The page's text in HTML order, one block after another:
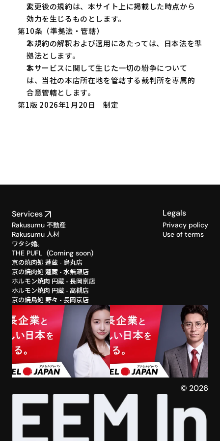
変更後の規約は、本サイト上に掲載した時点から
効力を生じるものとします。
第10条（準拠法・管轄）
本規約の解釈および適用にあたっては、日本法を準
拠法とします。
本サービスに関して生じた一切の紛争について
は、当社の本店所在地を管轄する裁判所を専属的
合意管轄とします。
第1版 2026年1月20日　制定
Services
Rakusumu 不動産
Rakusumu 人材
ワタシ婚。
THE PUFL  (Coming soon)
京の焼肉処 蓮蔵 - 烏丸店
京の焼肉処 蓮蔵 - 水無瀬店
ホルモン焼肉 円蔵 - 長岡京店
ホルモン焼肉 円蔵 - 高槻店
京の焼鳥処 野々 - 長岡京店
Legals
Privacy policy
Use of terms
©︎ 2026